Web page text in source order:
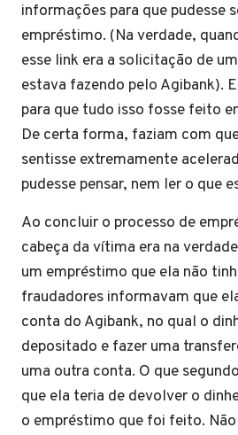
informações para que pudesse
empréstimo. (Na verdade,
esse link era a solicitação de
estava fazendo pelo Agibank).
para que tudo isso fosse feito
De certa forma, faziam com
sentisse extremamente
pudesse pensar, nem ler o que
Ao concluir o processo de
cabeça da vítima era na
um empréstimo que ela não
fraudadores informavam que
conta do Agibank, no qual o
depositado e fazer uma
uma outra conta. O que
que ela teria de devolver o
o empréstimo que foi feito.